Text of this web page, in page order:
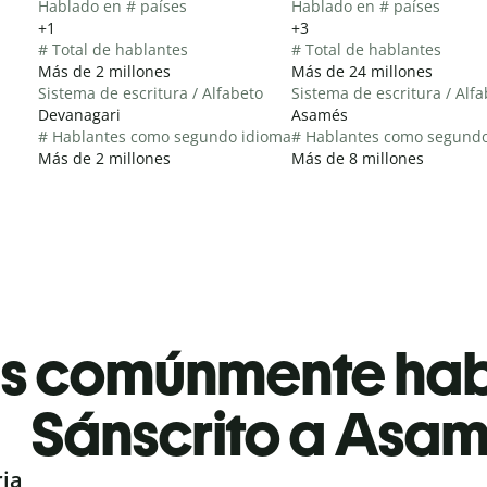
Hablado en # países
+1
# Total de hablantes
Más de 2 millones
Sistema de escritura / Alfabeto
Devanagari
# Hablantes como segundo idioma
Más de 2 millones
Hablado en # países
+3
# Total de hablantes
Más de 24 millones
Sistema de escritura /
Asamés
# Hablantes como
Más de 8 millones
comúnmente
Sánscrito a